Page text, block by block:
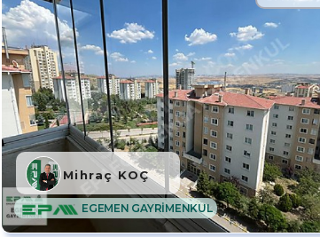
EGEMEN GAYRİMENKUL
Mihraç KOÇ